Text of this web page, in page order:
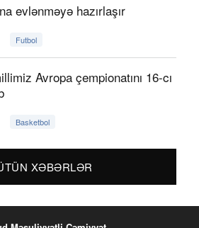
evlənməyə hazırlaşır
Futbol
Avropa çempionatını 16-cı
Basketbol
XƏBƏRLƏR